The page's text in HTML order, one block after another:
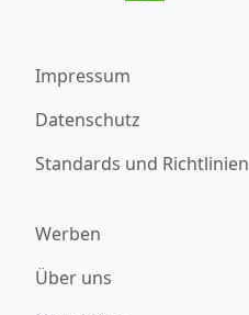
Impressum
Datenschutz
Standards und Richtlinien
Werben
Über uns